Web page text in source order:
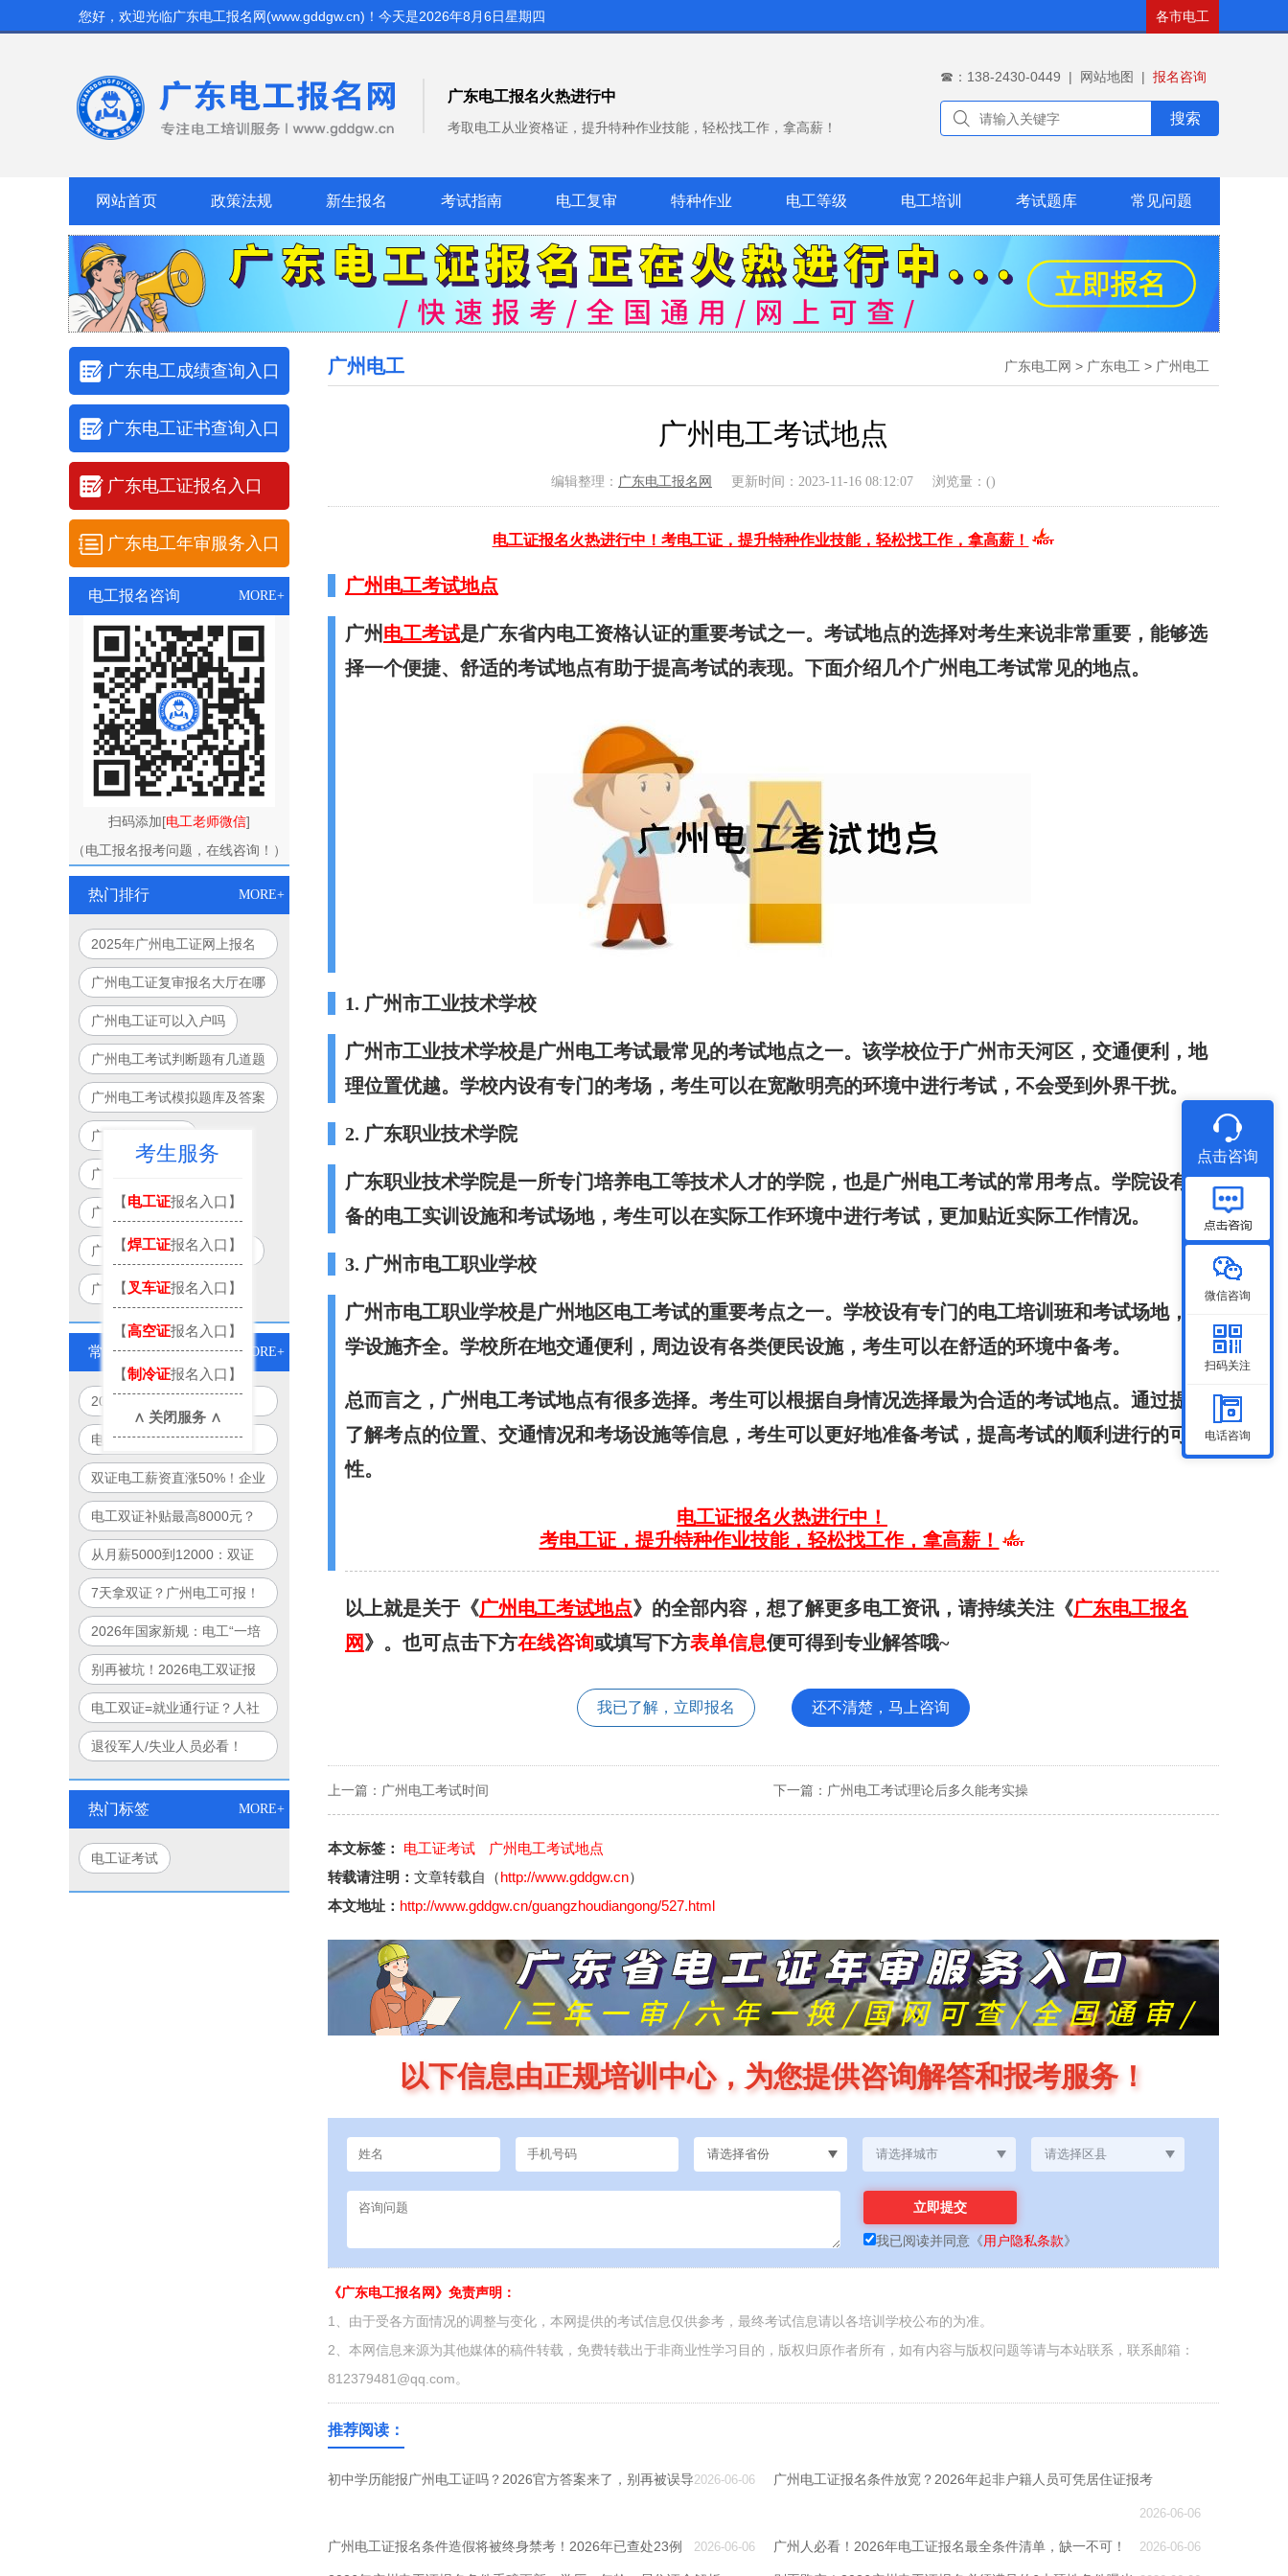
您好，欢迎光临广东电工报名网(www.gddgw.cn) ！今天是2026年8月6日星期四 各市电工
广东电工报名火热进行中
考取电工从业资格证，提升特种作业技能，轻松找工作，拿高薪！
☎：138-2430-0449 | 网站地图 | 报名咨询
搜索
网站首页 政策法规 新生报名 考试指南 电工复审 特种作业 电工等级 电工培训 考试题库 常见问题
广东电工成绩查询入口
广东电工证书查询入口
广东电工证报名入口
广东电工年审服务入口
电工报名咨询 MORE+
扫码添加[电工老师微信]
（电工报名报考问题，在线咨询！）
热门排行 MORE+
2025年广州电工证网上报名
入口官网指南
广州电工证复审报名大厅在哪
里
广州电工证可以入户吗
广州电工考试判断题有几道题
广州电工考试模拟题库及答案
广州电工证报考
广州电工证一般多少钱
广州电工证考试官网入口
广州电工证培训学校有哪些
广州电工考试地点
常见问题 MORE+
2026年电工双证培训新模
式：免重复培训、跨省通用、
线上+线下
电工证别再单考！2026年
起“双证合一”成就业硬门槛
双证电工薪资直涨50%！企业
抢人真相：单证已过时
电工双证补贴最高8000元？
2026年全国32城可申领清单
曝光
从月薪5000到12000：双证
电工职业晋升路径全图解
7天拿双证？广州电工可报！
政府补贴项目制培训全解析
2026年国家新规：电工“一培
双证”合法落地，一次培训拿
双证！
别再被坑！2026电工双证报
名避雷指南：官方渠道+防骗
口诀
电工双证=就业通行证？人社
部+应急部联合认证权威解读
退役军人/失业人员必看！
入口
热门标签 MORE+
电工证考试
广东电工网 > 广东电工 > 广州电工
广州电工
广州电工考试地点
编辑整理： 广东电工报名网 更新时间：2023-11-16 08:12:07 浏览量：()
电工证报名火热进行中！考电工证，提升特种作业技能，轻松找工作，拿高薪！
广州电工考试地点
广州电工考试是广东省内电工资格认证的重要考试之一。考试地点的选择对考生来说非常重要，能够选
择一个便捷、舒适的考试地点有助于提高考试的表现。下面介绍几个广州电工考试常见的地点。
1. 广州市工业技术学校
广州市工业技术学校是广州电工考试最常见的考试地点之一。该学校位于广州市天河区，交通便利，地
理位置优越。学校内设有专门的考场，考生可以在宽敞明亮的环境中进行考试，不会受到外界干扰。
2. 广东职业技术学院
广东职业技术学院是一所专门培养电工等技术人才的学院，也是广州电工考试的常用考点。学院设有完
备的电工实训设施和考试场地，考生可以在实际工作环境中进行考试，更加贴近实际工作情况。
3. 广州市电工职业学校
广州市电工职业学校是广州地区电工考试的重要考点之一。学校设有专门的电工培训班和考试场地，教
学设施齐全。学校所在地交通便利，周边设有各类便民设施，考生可以在舒适的环境中备考。
总而言之，广州电工考试地点有很多选择。考生可以根据自身情况选择最为合适的考试地点。通过提前
了解考点的位置、交通情况和考场设施等信息，考生可以更好地准备考试，提高考试的顺利进行的可能
性。
电工证报名火热进行中！
考电工证，提升特种作业技能，轻松找工作，拿高薪！
以上就是关于《广州电工考试地点》的全部内容，想了解更多电工资讯，请持续关注《广东电工报名
网 》。也可点击下方在线咨询或填写下方表单信息便可得到专业解答哦~
我已了解，立即报名 还不清楚，马上咨询
上一篇： 广州电工考试时间 下一篇： 广州电工考试理论后多久能考实操
本文标签： 电工证考试
广州电工考试地点
转载请注明： 文章转载自（http://www.gddgw.cn）
本文地址： http://www.gddgw.cn/guangzhoudiangong/527.html
以下信息由正规培训中心，为您提供咨询解答和报考服务！
我已阅读并同意 《用户隐私条款》
《广东电工报名网》免责声明：
1、由于受各方面情况的调整与变化，本网提供的考试信息仅供参考，最终考试信息请以各培训学校公布的为准。
2、本网信息来源为其他媒体的稿件转载，免费转载出于非商业性学习目的，版权归原作者所有，如有内容与版权问题等请与本站联系，联系邮箱：
812379481@qq.com。
推荐阅读：
初中学历能报广州电工证吗？2026官方答案来了，别再被误导2026-06-06 广州电工证报名条件放宽？2026年起非户籍人员可凭居住证报考
2026-06-06
广州电工证报名条件造假将被终身禁考！2026年已查处23例 2026-06-06 广州人必看！2026年电工证报名最全条件清单，缺一不可！ 2026-06-06
考生服务
【电工证报名入口】
【焊工证报名入口】
【 叉车证报名入口】
【高空证报名入口】
【制冷证报名入口】
∧ 关闭服务 ∧
点击咨询
微信咨询
扫码关注
电话咨询